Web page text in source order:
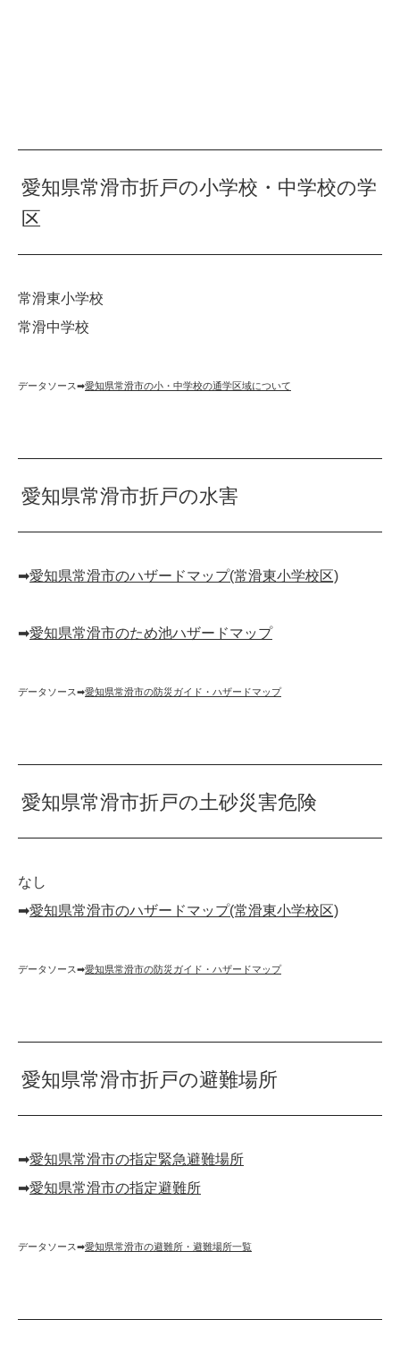
愛知県常滑市折戸の小学校・中学校の学
区
常滑東小学校
常滑中学校
データソース➡︎愛知県常滑市の小・中学校の通学区域について
愛知県常滑市折戸の水害
➡︎愛知県常滑市のハザードマップ(常滑東小学校区)
➡︎愛知県常滑市のため池ハザードマップ
データソース➡︎愛知県常滑市の防災ガイド・ハザードマップ
愛知県常滑市折戸の土砂災害危険
なし
➡︎愛知県常滑市のハザードマップ(常滑東小学校区)
データソース➡︎愛知県常滑市の防災ガイド・ハザードマップ
愛知県常滑市折戸の避難場所
➡︎愛知県常滑市の指定緊急避難場所
➡︎愛知県常滑市の指定避難所
データソース➡︎愛知県常滑市の避難所・避難場所一覧